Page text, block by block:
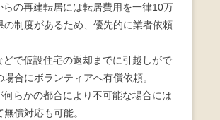
らの再建転居には転居費用を一律10万
の制度があるため、優先的に業者依頼
どで仮設住宅の返却までに引越しがで
場合にボランティアへ有償依頼。
何らかの都合により不可能な場合には
償対応も可能。